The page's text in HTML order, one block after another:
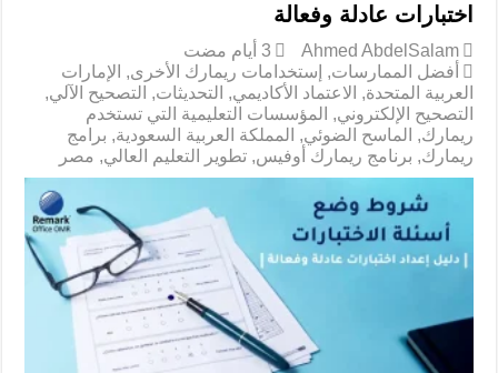
اختبارات عادلة وفعالة
Ahmed AbdelSalam
أفضل الممارسات, إستخدامات ريمارك الأخرى, الإمارات
العربية المتحدة, الاعتماد الأكاديمي, التحديثات, التصحيح الآلي,
التصحيح الإلكتروني, المؤسسات التعليمية التي تستخدم
ريمارك, الماسح الضوئي, المملكة العربية السعودية, برامج
ريمارك, برنامج ريمارك أوفيس,تطوير التعليم العالي, مصر